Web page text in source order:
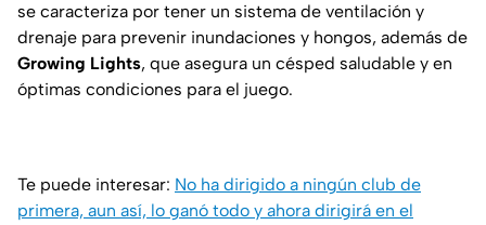
se caracteriza por tener un sistema de ventilación y
drenaje para prevenir inundaciones y hongos, además de
Growing Lights, que asegura un césped saludable y en
óptimas condiciones para el juego.
Te puede interesar: No ha dirigido a ningún club de
primera, aun así, lo ganó todo y ahora dirigirá en el